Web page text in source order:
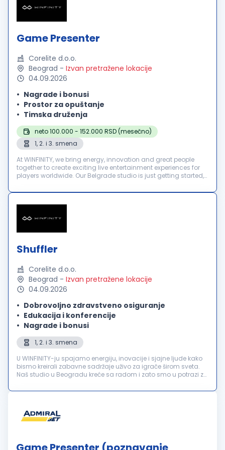
Game Presenter
Corelite d.o.o.
Beograd - Izvan pretražene lokacije
04.09.2026
Nagrade i bonusi
Prostor za opuštanje
Timska druženja
neto 100.000 - 152.000 RSD (mesečno)
1, 2. i 3. smena
At WINFINITY, we bring energy, innovation and great people
together to create exciting live entertainment experiences for
players worldwide. Our Belgrade studio is just getting started,
te...
Shuffler
Corelite d.o.o.
Beograd - Izvan pretražene lokacije
04.09.2026
Dobrovoljno zdravstveno osiguranje
Edukacija i konferencije
Nagrade i bonusi
1, 2. i 3. smena
U WINFINITY-ju spajamo energiju, inovacije i sjajne ljude kako
bismo kreirali zabavne sadržaje uživo za igrače širom sveta.
Naš studio u Beogradu kreće sa radom i zato smo u potrazi za